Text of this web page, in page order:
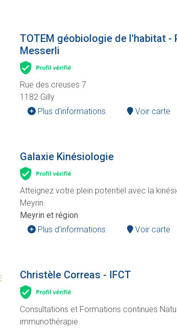
TOTEM géobiologie de l'habitat -
Messerli
Rue des creuses 7
1182 Gilly
Plus d'informations
Voir carte
Galaxie Kinésiologie
Atteignez votre plein potentiel avec la
Meyrin.
Meyrin et région
Plus d'informations
Voir carte
Christèle Correas - IFCT
Consultations et Formations continues
immunothérapie